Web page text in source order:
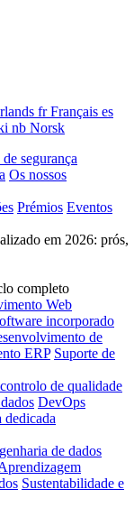
frFrançais es
nb Norsk
segurança
Os nossos
Prémios Eventos
em 2026: prós,
completo
Web
incorporado
de
ERP Suporte de
de qualidade
DevOps
dedicada
de dados
Sustentabilidade e